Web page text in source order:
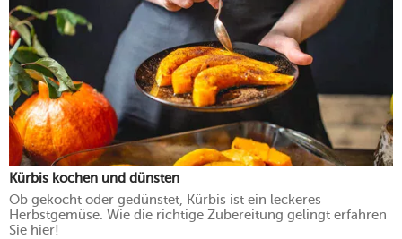
Kürbis kochen und dünsten
Ob gekocht oder gedünstet, Kürbis ist ein leckeres
Herbstgemüse. Wie die richtige Zubereitung gelingt erfahren
Sie hier!